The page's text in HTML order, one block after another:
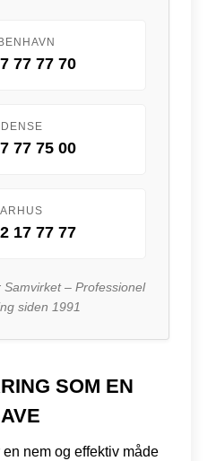
77 77 70
77 75 00
17 77 77
– Professionel
siden 1991
SOM EN
nem og effektiv måde